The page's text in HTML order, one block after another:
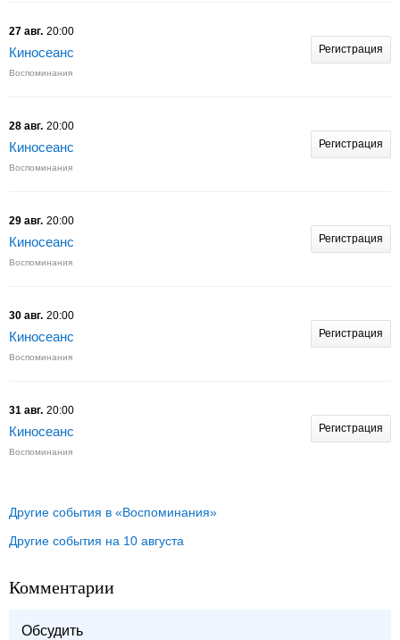
27 авг. 20:00
Киносеанс
Воспоминания
Регистрация
28 авг. 20:00
Киносеанс
Воспоминания
Регистрация
29 авг. 20:00
Киносеанс
Воспоминания
Регистрация
30 авг. 20:00
Киносеанс
Воспоминания
Регистрация
31 авг. 20:00
Киносеанс
Воспоминания
Регистрация
Другие события в «Воспоминания»
Другие события на 10 августа
Комментарии
Обсудить